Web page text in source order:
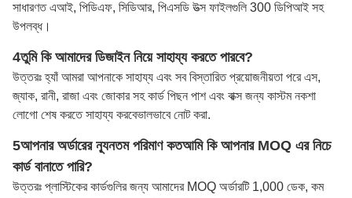
সাধারণত এআই, পিডিএফ, সিডিআর, পিএসডি উত্স ফাইলগুলি 300 ডিপিআই সহ
উপলব্ধ।
4তুমি কি আমাদের ডিজাইন নিয়ে সাহায্য করতে পারবে?
উত্তরঃ হ্যাঁ আমরা আপনাকে সাহায্য এবং সব বিস্তারিত প্রয়োজনীয়তা পরে এস,
জ্যাক, রানী, রাজা এবং জোকার সহ কার্ড পিছন পাশ এবং বাক্স জন্য কাস্টম নকশা
লোগো শেষ করতে সাহায্য করবেভালভাবে নোট করা.
5আপনার অর্ডারের ন্যূনতম পরিমাণ কতআমি কি আপনার MOQ এর নিচে
কার্ড বানাতে পারি?
উত্তরঃ প্লাস্টিকের কার্ডগুলির জন্য আমাদের MOQ অর্ডারটি 1,000 ডেক, কম